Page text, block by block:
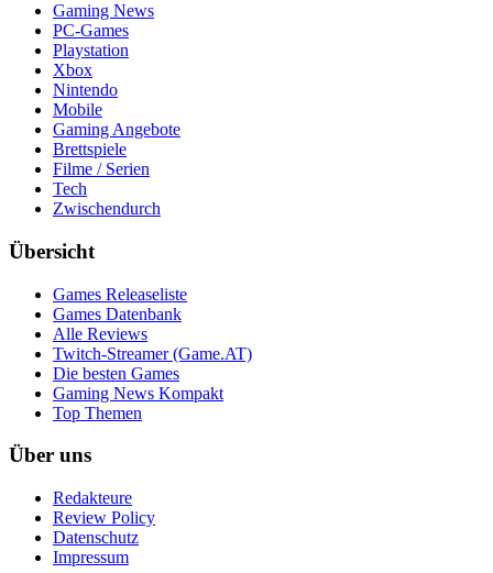
Gaming News
PC-Games
Playstation
Xbox
Nintendo
Mobile
Gaming Angebote
Brettspiele
Filme / Serien
Tech
Zwischendurch
Übersicht
Games Releaseliste
Games Datenbank
Alle Reviews
Twitch-Streamer (Game.AT)
Die besten Games
Gaming News Kompakt
Top Themen
Über uns
Redakteure
Review Policy
Datenschutz
Impressum